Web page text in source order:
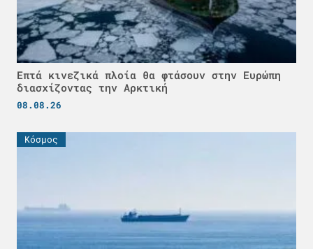
Επτά κινεζικά πλοία θα φτάσουν στην Ευρώπη
διασχίζοντας την Αρκτική
08.08.26
Κόσμος